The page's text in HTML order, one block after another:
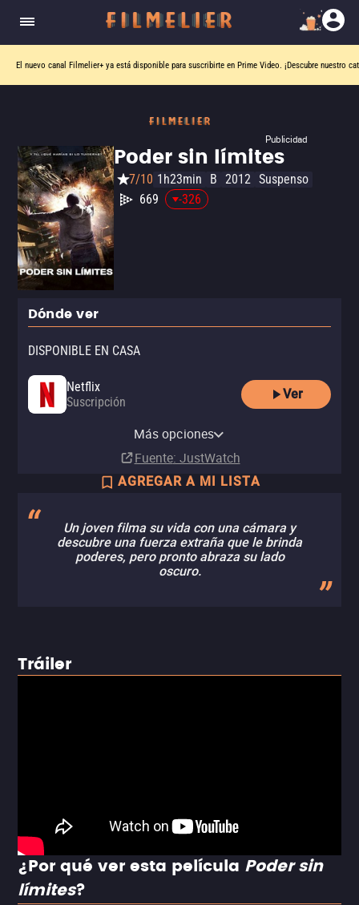
El nuevo canal Filmelier+ ya está disponible para suscribirte en Prime Video. ¡Descubre nuestro
Publicidad
Poder sin límites
7/10 1h23min B 2012 Suspenso
669
-326
Dónde ver
DISPONIBLE EN CASA
Netflix
Suscripción
Ver
Más opciones
Fuente: JustWatch
AGREGAR A MI LISTA
Un joven filma su vida con una cámara y
descubre una fuerza extraña que le brinda
poderes, pero pronto abraza su lado
oscuro.
Tráiler
¿Por qué ver esta película Poder sin
límites?